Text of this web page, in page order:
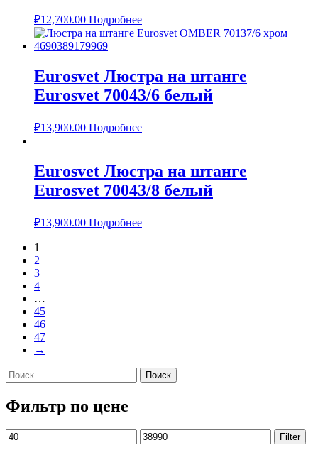
₽12,700.00 Подробнее
Eurosvet Люстра на штанге
Eurosvet 70043/6 белый
₽13,900.00 Подробнее
Eurosvet Люстра на штанге
Eurosvet 70043/8 белый
₽13,900.00 Подробнее
1
2
3
4
…
45
46
47
→
Найти:
Фильтр по цене
Min
price
Max
price
Filter